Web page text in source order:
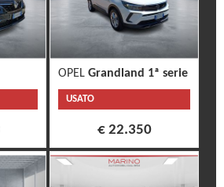
OPEL Grandland 1ª serie
USATO
€ 22.350